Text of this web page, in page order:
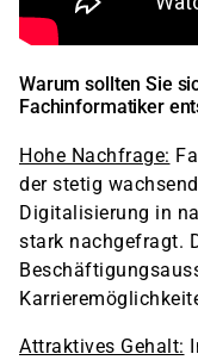
Warum sollten Sie
Fachinformatiker
Hohe Nachfrage:
der stetig
Digitalisierung in
stark nachgefragt.
Attraktives Gehalt: